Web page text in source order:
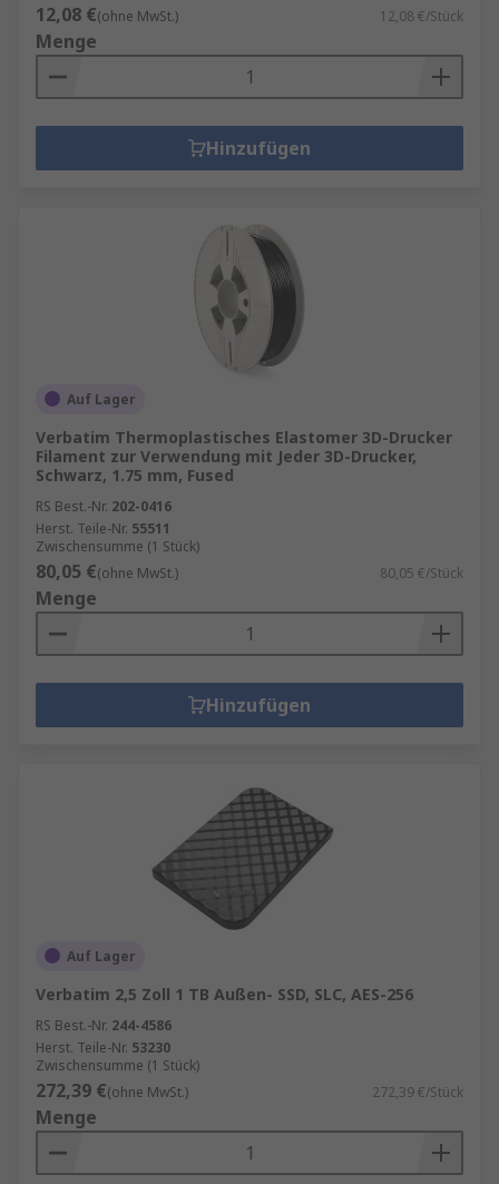
12,08 €(ohne MwSt.) 12,08 €/Stück
Menge
Hinzufügen
Auf Lager
Verbatim Thermoplastisches Elastomer 3D-Drucker
Filament zur Verwendung mit Jeder 3D-Drucker,
Schwarz, 1.75 mm, Fused
RS Best.-Nr. 202-0416
Herst. Teile-Nr. 55511
Zwischensumme (1 Stück)
80,05 €(ohne MwSt.) 80,05 €/Stück
Menge
Hinzufügen
Auf Lager
Verbatim 2,5 Zoll 1 TB Außen- SSD, SLC, AES-256
RS Best.-Nr. 244-4586
Herst. Teile-Nr. 53230
Zwischensumme (1 Stück)
272,39 €(ohne MwSt.) 272,39 €/Stück
Menge